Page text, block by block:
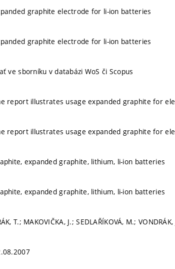
graphite electrode for li-ion batteries
graphite electrode for li-ion batteries
ve sborníku v databázi WoS či Scopus
report illustrates usage expanded graphite for
report illustrates usage expanded graphite for
expanded graphite, lithium, li-ion batteries
expanded graphite, lithium, li-ion batteries
T.; MAKOVIČKA, J.; SEDLAŘÍKOVÁ, M.; VONDRÁK,